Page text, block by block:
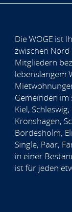
Die WOGE ist
zwischen
Mitgliedern
lebenslangem
Gemeinden im
Kiel,
Kronshagen,
Bordesholm,
Single, Paar,
in einer
ist für jeden